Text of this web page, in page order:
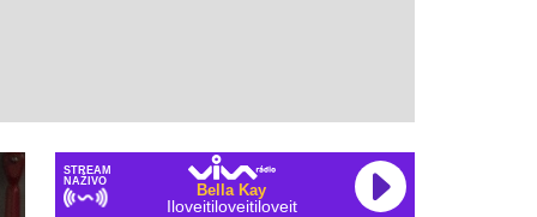
STREAM
NAŽIVO
Bella Kay
Iloveitiloveitiloveit